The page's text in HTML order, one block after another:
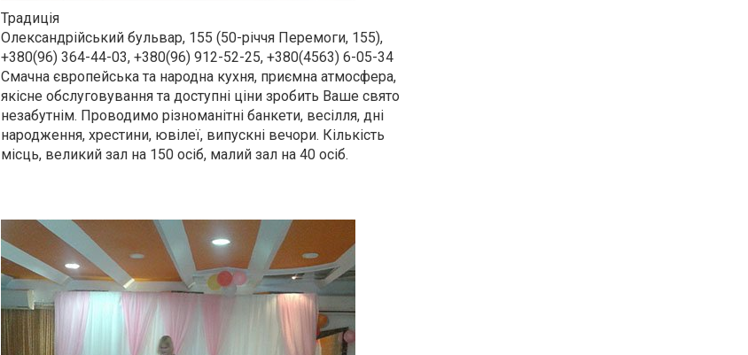
Традиція
Олександрійський бульвар, 155 (50-річчя Перемоги, 155),
+380(96) 364-44-03, +380(96) 912-52-25, +380(4563) 6-05-34
Смачна європейська та народна кухня, приємна атмосфера,
якісне обслуговування та доступні ціни зробить Ваше свято
незабутнім. Проводимо різноманітні банкети, весілля, дні
народження, хрестини, ювілеї, випускні вечори. Кількість
місць, великий зал на 150 осіб, малий зал на 40 осіб.